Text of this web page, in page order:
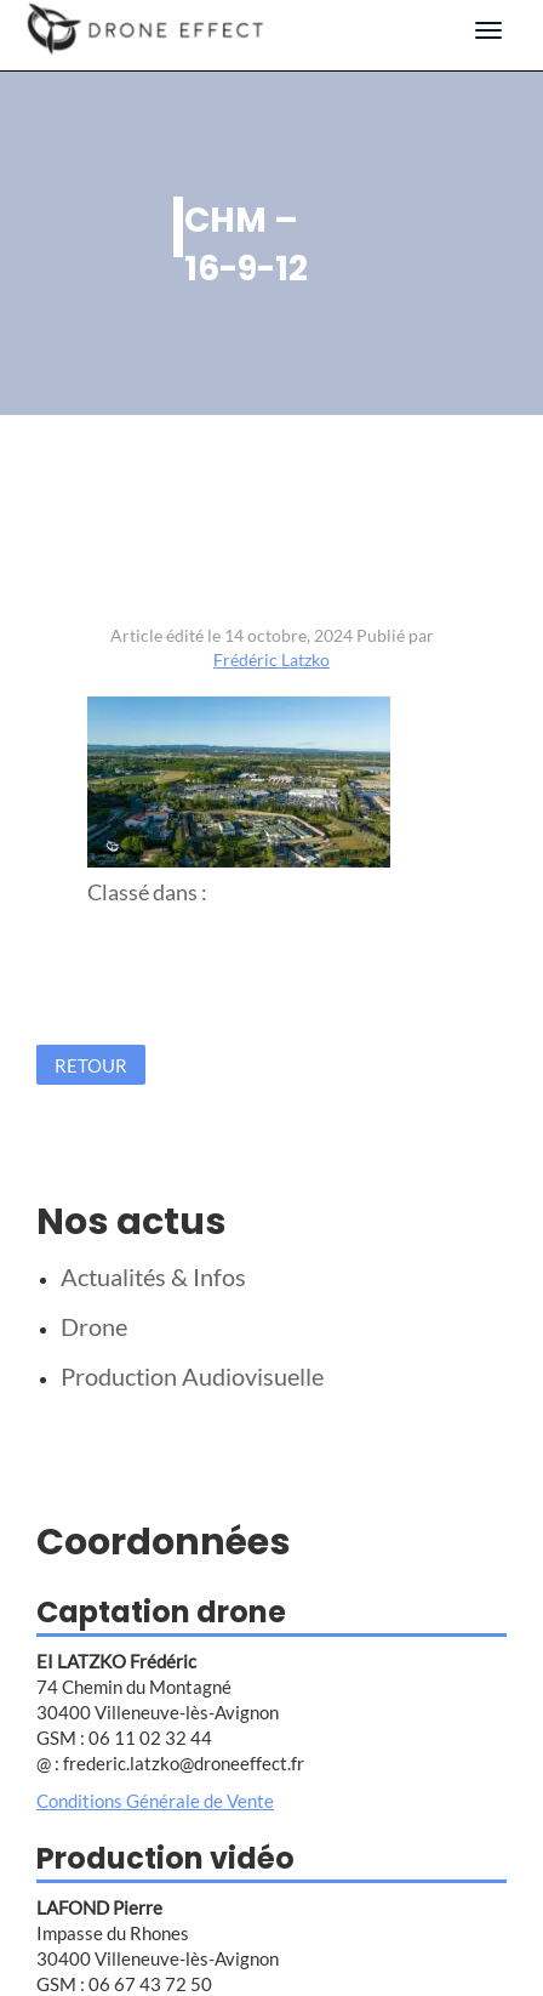
Toggle
CHM –
16-9-12
Article édité le 14 octobre, 2024 Publié par
Frédéric Latzko
Classé dans :
RETOUR
Nos actus
Actualités & Infos
Drone
Production Audiovisuelle
Coordonnées
Captation drone
EI LATZKO Frédéric
74 Chemin du Montagné
30400 Villeneuve-lès-Avignon
GSM : 06 11 02 32 44
@ : frederic.latzko@droneeffect.fr
Conditions Générale de Vente
Production vidéo
LAFOND Pierre
Impasse du Rhones
30400 Villeneuve-lès-Avignon
GSM : 06 67 43 72 50